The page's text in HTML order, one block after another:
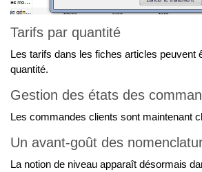
Tarifs par quantité
Les tarifs dans les fiches articles peuvent
quantité.
Gestion des états des
Les commandes clients sont maintenant
Un avant-goût des
La notion de niveau apparaît désormais